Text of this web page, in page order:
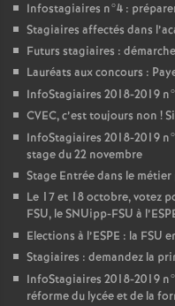
Infostagiaires n°4 :
Stagiaires affectés dans
Futurs stagiaires :
Lauréats aux concours :
InfoStagiaires 2018-2019
CVEC, c’est toujours non !
InfoStagiaires 2018-2019
stage du 22 novembre
Stage Entrée dans le
Le 17 et 18 octobre, votez
FSU, le SNUipp-FSU à l’
Elections à l’ESPE : la FSU
Stagiaires : demandez la
InfoStagiaires 2018-2019
réforme du lycée et de la